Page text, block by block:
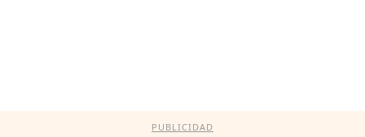
PUBLICIDAD